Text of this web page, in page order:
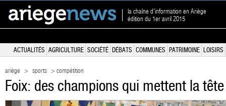
la chaîne d'information en Ariège
édition du 1er avril 2015
ACTUALITÉS AGRICULTURE SOCIÉTÉ DÉBATS COMMUNES PATRIMOINE LOISIRS
ariège > sports > compétition
Foix: des champions qui mettent la